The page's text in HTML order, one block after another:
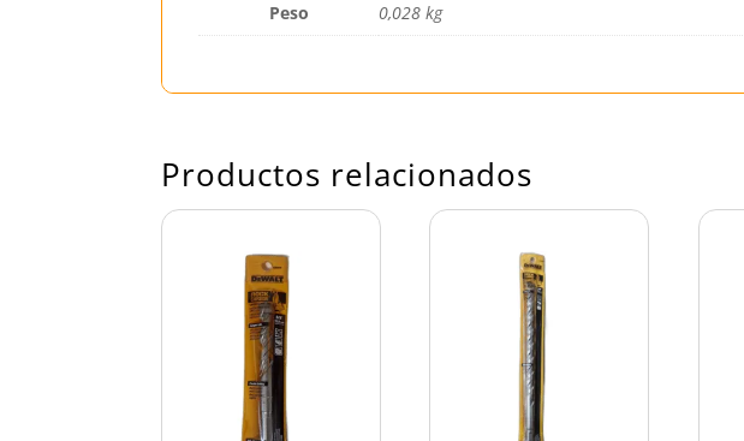
Peso 0,028 kg
Productos relacionados